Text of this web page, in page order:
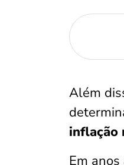
Além
inflação
Em